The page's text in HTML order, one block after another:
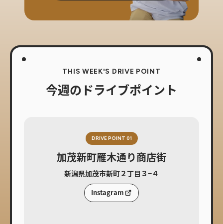
THIS WEEK'S DRIVE POINT
今週のドライブポイント
DRIVE POINT 01
加茂新町雁木通り商店街
新潟県加茂市新町２丁目３−４
Instagram